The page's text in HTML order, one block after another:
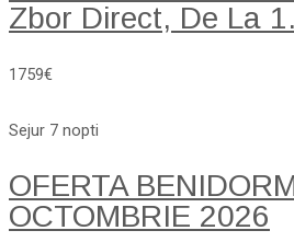
Zbor Direct, De La
1759€
Sejur 7 nopti
OFERTA
OCTOMBRIE 2026